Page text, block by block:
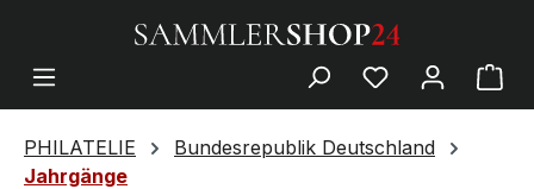
PHILATELIE
Bundesrepublik Deutschland
Jahrgänge